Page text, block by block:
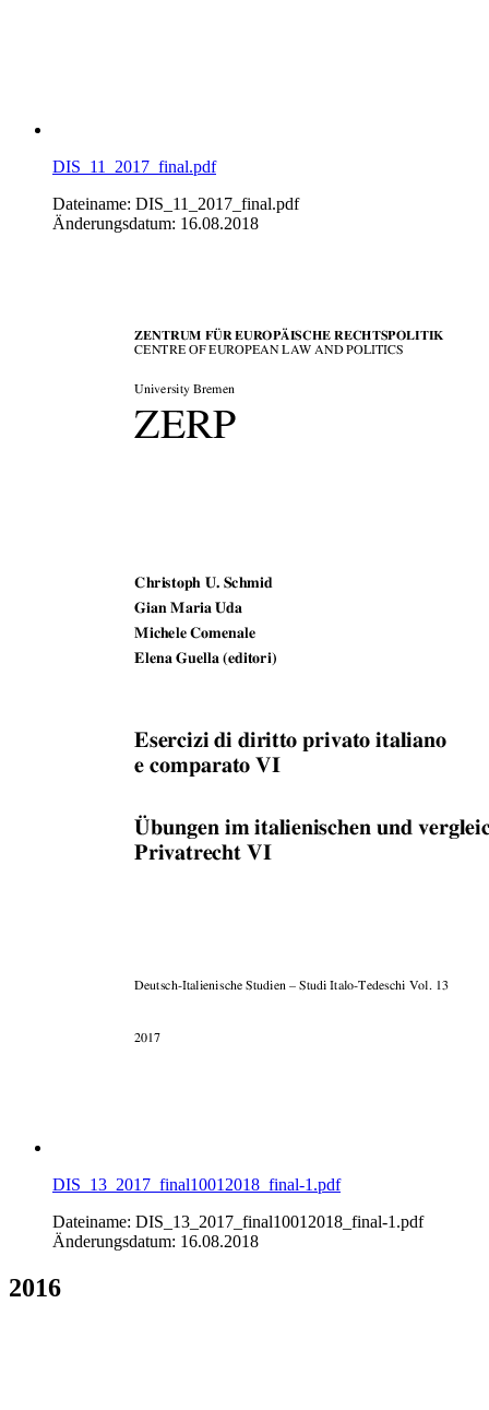
DIS_11_2017_final.pdf
Dateiname: DIS_11_2017_final.pdf
Änderungsdatum: 16.08.2018
DIS_13_2017_final10012018_final-1.pdf
Dateiname: DIS_13_2017_final10012018_final-1.pdf
Änderungsdatum: 16.08.2018
2016